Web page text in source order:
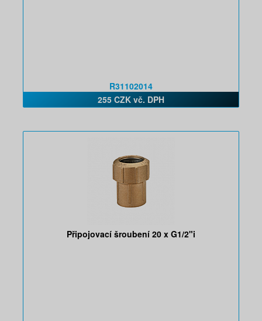
R31102014
255 CZK vč. DPH
Připojovací šroubení 20 x G1/2"i